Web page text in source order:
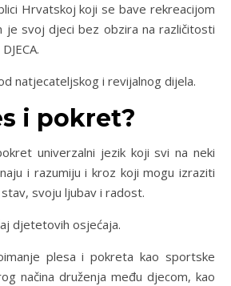
Hrvatskoj koji se bave rekreacijom
je svoj djeci bez obzira na različitosti
natjecateljskog i revijalnog dijela.
i pokret?
univerzalni jezik koji svi na neki
i razumiju i kroz koji mogu izraziti
svoju ljubav i radost.
djetetovih osjećaja.
plesa i pokreta kao sportske
načina druženja među djecom, kao